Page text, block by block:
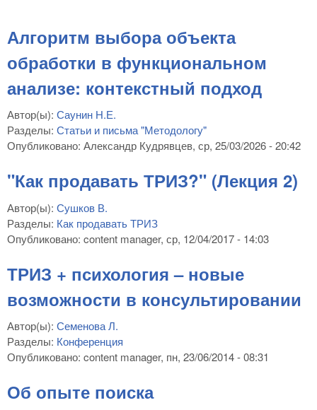
Алгоритм выбора объекта
обработки в функциональном
анализе: контекстный подход
Автор(ы): Саунин Н.Е.
Разделы: Статьи и письма "Методологу"
Опубликовано: Александр Кудрявцев, ср, 25/03/2026 - 20:42
"Как продавать ТРИЗ?" (Лекция 2)
Автор(ы): Сушков В.
Разделы: Как продавать ТРИЗ
Опубликовано: content manager, ср, 12/04/2017 - 14:03
ТРИЗ + психология – новые
возможности в консультировании
Автор(ы): Семенова Л.
Разделы: Конференция
Опубликовано: content manager, пн, 23/06/2014 - 08:31
Об опыте поиска